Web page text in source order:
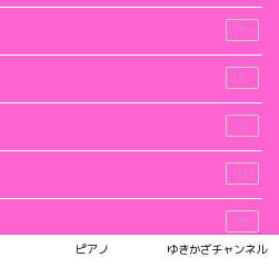
1
5
2
8
9
ピアノ ゆきかざチャンネル